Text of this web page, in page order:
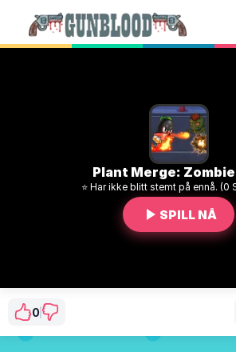
Plant Merge: Zombie
⭐ Har ikke blitt stemt på ennå. (0
SPILL NÅ
0